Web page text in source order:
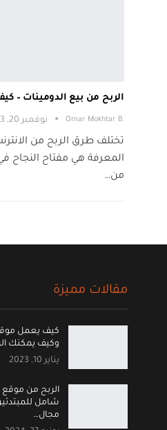
الربح من بيع الدومينات –
.Omar Mokhtar B نوفمبر 20, 2023
تختلف طرق الربح من
المعرفة هي مفتاح النجاح
من…
مقالات مميزة
كيف يعمل
وكيف يمكنك
يناير 10, 2023
شامل
مجال…